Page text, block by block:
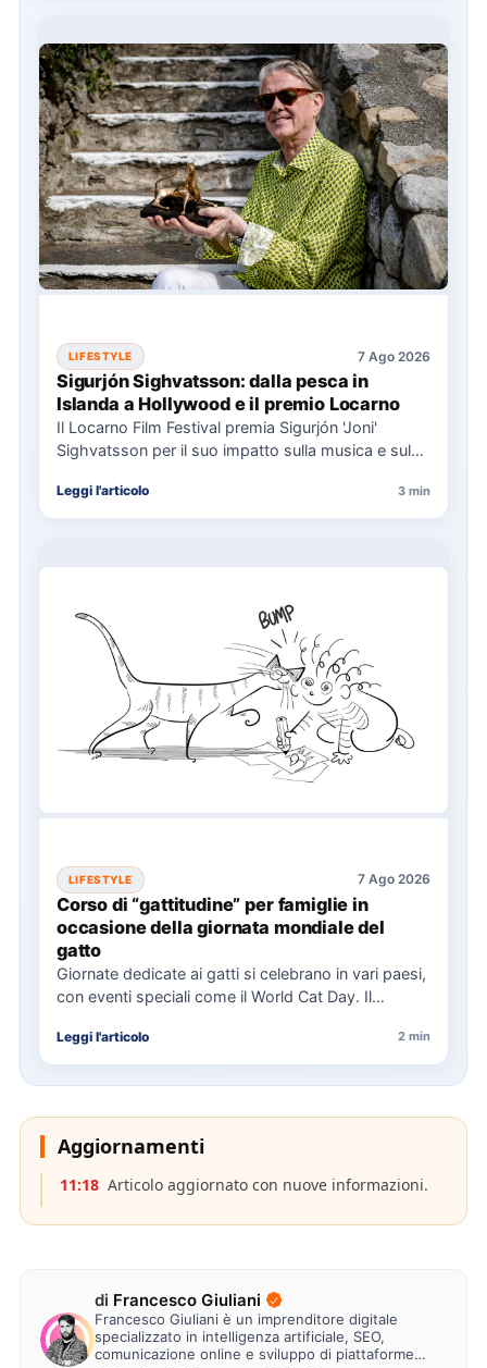
LIFESTYLE 7 Ago 2026
Sigurjón Sighvatsson: dalla pesca in
Islanda a Hollywood e il premio Locarno
Il Locarno Film Festival premia Sigurjón 'Joni'
Sighvatsson per il suo impatto sulla musica e sul
Leggi l'articolo 3 min
LIFESTYLE 7 Ago 2026
Corso di “gattitudine” per famiglie in
occasione della giornata mondiale del
gatto
Giornate dedicate ai gatti si celebrano in vari paesi,
con eventi speciali come il World Cat Day. Il…
Leggi l'articolo 2 min
Aggiornamenti
11:18 Articolo aggiornato con nuove informazioni.
di Francesco Giuliani
Francesco Giuliani è un imprenditore digitale
specializzato in intelligenza artificiale, SEO,
comunicazione online e sviluppo di piattaforme